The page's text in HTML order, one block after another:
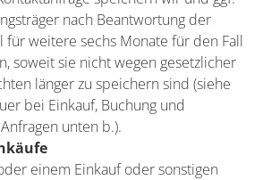
nach Beantwortung der
für weitere sechs Monate für den Fall
soweit sie nicht wegen gesetzlicher
länger zu speichern sind (siehe
bei Einkauf, Buchung und
unten b.).
einem Einkauf oder sonstigen